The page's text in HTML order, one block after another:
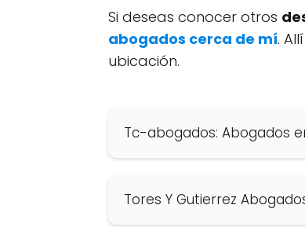
Si deseas conocer otros
abogados cerca de mí.
ubicación.
Tc-abogados: Abogados
Tores Y Gutierrez